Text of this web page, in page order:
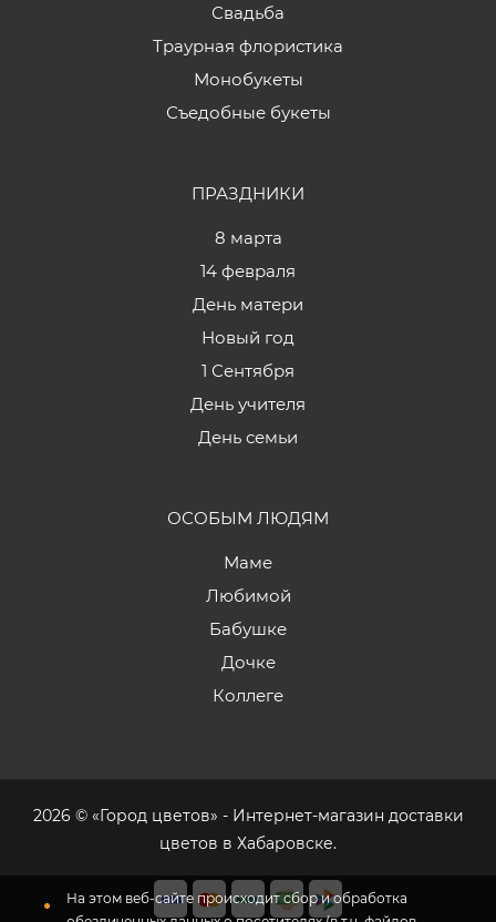
На этом веб-сайте происходит сбор и обработка
Свадьба
Траурная флористика
Монобукеты
Съедобные букеты
ПРАЗДНИКИ
8 марта
14 февраля
День матери
Новый год
1 Сентября
День учителя
День семьи
ОСОБЫМ ЛЮДЯМ
Маме
Любимой
Бабушке
Дочке
Коллеге
2026 © «Город цветов» - Интернет-магазин доставки
цветов в Хабаровске.